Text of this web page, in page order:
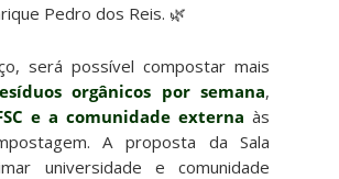
Pedro dos Reis. 🌿
será possível compostar mais
orgânicos por semana,
e a comunidade externa às
A proposta da Sala
universidade e comunidade